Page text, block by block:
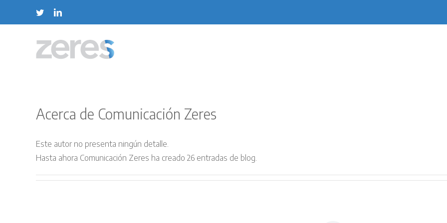
TwitterLinkedIn
Acerca de Comunicación Zeres
Este autor no presenta ningún detalle.
Hasta ahora Comunicación Zeres ha creado 26 entradas de blog.